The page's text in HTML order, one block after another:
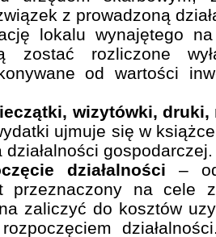
z prowadzoną
lokalu wynajętego
zostać rozliczone
od wartości
wizytówki, druki,
ujmuje się w
gospodarczej.
działalności –
przeznaczony na cele
zaliczyć do kosztów